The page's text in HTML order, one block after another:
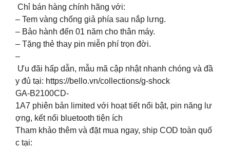
Chỉ bán hàng chính hãng với:
– Tem vàng chống giả phía sau nắp lưng.
– Bảo hành đến 01 năm cho thân máy.
– Tặng thẻ thay pin miễn phí trọn đời.
–
Ưu đãi hấp dẫn, mẫu mã cập nhật nhanh chóng và đầ
y đủ tại: https://bello.vn/collections/g-shock
GA-B2100CD-
1A7 phiên bản limited với hoạt tiết nổi bật, pin năng lư
ợng, kết nối bluetooth tiện ích
Tham khảo thêm và đặt mua ngay, ship COD toàn quố
c tại: